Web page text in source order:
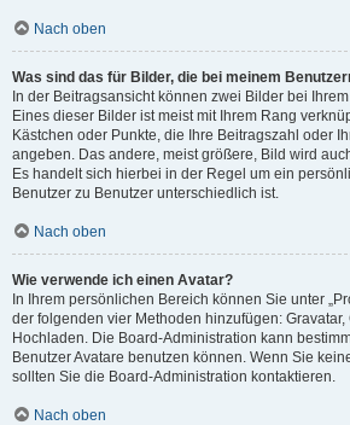
Nach oben
Was sind das für Bilder, die bei meinem
In der Beitragsansicht können zwei Bilder bei
Eines dieser Bilder ist meist mit Ihrem Rang
Kästchen oder Punkte, die Ihre Beitragszahl oder
angeben. Das andere, meist größere, Bild wird
Es handelt sich hierbei in der Regel um ein
Benutzer zu Benutzer unterschiedlich ist.
Nach oben
Wie verwende ich einen Avatar?
In Ihrem persönlichen Bereich können Sie unter
der folgenden vier Methoden hinzufügen:
Hochladen. Die Board-Administration kann
Benutzer Avatare benutzen können. Wenn Sie
sollten Sie die Board-Administration kontaktieren.
Nach oben